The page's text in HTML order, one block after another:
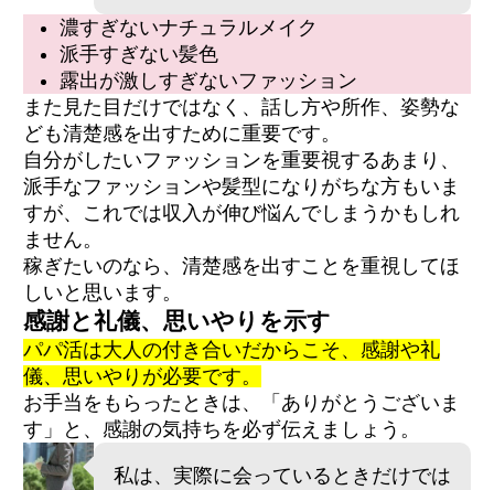
濃すぎないナチュラルメイク
派手すぎない髪色
露出が激しすぎないファッション
また見た目だけではなく、話し方や所作、姿勢な
ども清楚感を出すために重要です。
自分がしたいファッションを重要視するあまり、
派手なファッションや髪型になりがちな方もいま
すが、これでは収入が伸び悩んでしまうかもしれ
ません。
稼ぎたいのなら、清楚感を出すことを重視してほ
しいと思います。
感謝と礼儀、思いやりを示す
パパ活は大人の付き合いだからこそ、感謝や礼
儀、思いやりが必要です。
お手当をもらったときは、「ありがとうございま
す」と、感謝の気持ちを必ず伝えましょう。
私は、実際に会っているときだけでは